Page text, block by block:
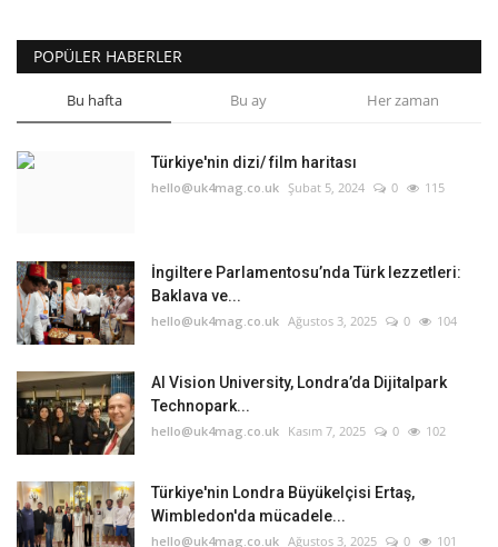
POPÜLER HABERLER
Bu hafta Bu ay Her zaman
Türkiye'nin dizi/ film haritası
hello@uk4mag.co.uk Şubat 5, 2024 0 115
İngiltere Parlamentosu’nda Türk lezzetleri:
Baklava ve...
hello@uk4mag.co.uk Ağustos 3, 2025 0 104
AI Vision University, Londra’da Dijitalpark
Technopark...
hello@uk4mag.co.uk Kasım 7, 2025 0 102
Türkiye'nin Londra Büyükelçisi Ertaş,
Wimbledon'da mücadele...
hello@uk4mag.co.uk Ağustos 3, 2025 0 101